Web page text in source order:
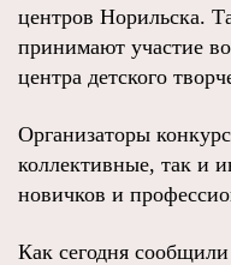
центров Норильска.
принимают участие
центра детского
Организаторы
коллективные, так и
новичков и
Как сегодня